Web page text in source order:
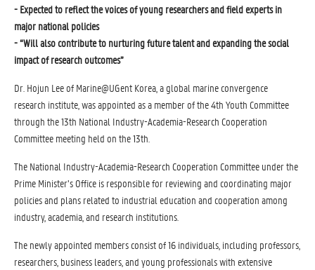
- Expected to reflect the voices of young researchers and field experts in
major national policies
- “Will also contribute to nurturing future talent and expanding the social
impact of research outcomes”
Dr. Hojun Lee of Marine@UGent Korea, a global marine convergence
research institute, was appointed as a member of the 4th Youth Committee
through the 13th National Industry-Academia-Research Cooperation
Committee meeting held on the 13th.
The National Industry-Academia-Research Cooperation Committee under the
Prime Minister’s Office is responsible for reviewing and coordinating major
policies and plans related to industrial education and cooperation among
industry, academia, and research institutions.
The newly appointed members consist of 16 individuals, including professors,
researchers, business leaders, and young professionals with extensive